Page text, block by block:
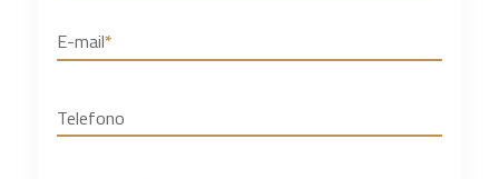
E-mail*
Telefono